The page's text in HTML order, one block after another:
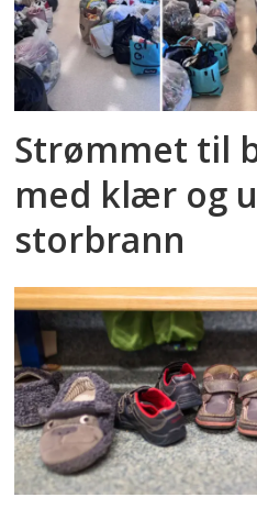
Strømmet til
med klær og
storbrann